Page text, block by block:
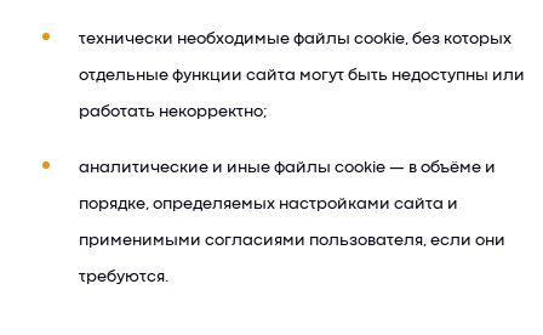
технически необходимые файлы cookie, без которых
отдельные функции сайта могут быть недоступны или
работать некорректно;
аналитические и иные файлы cookie — в объёме и
порядке, определяемых настройками сайта и
применимыми согласиями пользователя, если они
требуются.